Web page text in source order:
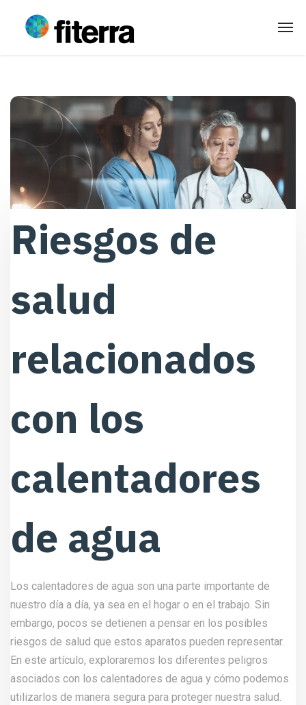
Riesgos de
salud
relacionados
con los
calentadores
de agua
Los calentadores de agua son una parte importante de
nuestro día a día, ya sea en el hogar o en el trabajo. Sin
embargo, pocos se detienen a pensar en los posibles
riesgos de salud que estos aparatos pueden representar.
En este artículo, exploraremos los diferentes peligros
asociados con los calentadores de agua y cómo podemos
utilizarlos de manera segura para proteger nuestra salud.